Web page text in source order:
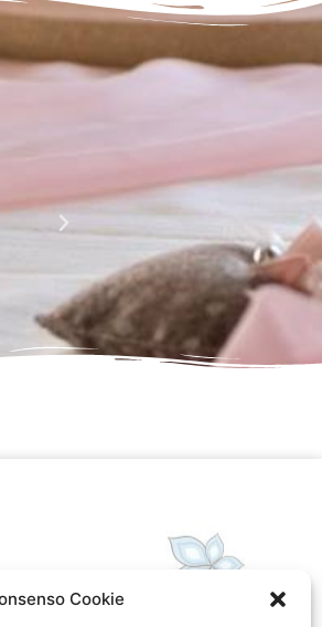
Cookie
Complimenti davvero!!!!
Giusy Rizzo
da